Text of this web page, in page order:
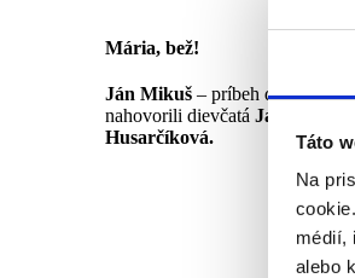
Táto
Na
médií,
alebo
Mária, bež!
Ján Mikuš – príbeh detí z
nahovorili dievčatáJasna
Husarčíková.